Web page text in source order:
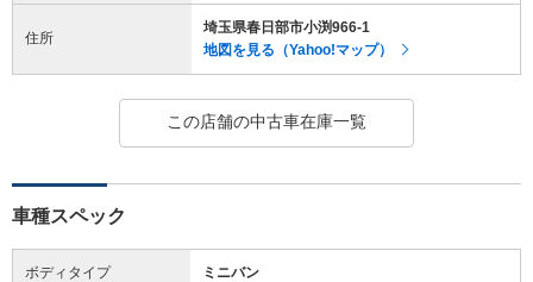
住所
埼玉県春日部市小渕966-1
地図を見る（Yahoo!マップ）
この店舗の中古車在庫一覧
車種スペック
ボディタイプ ミニバン